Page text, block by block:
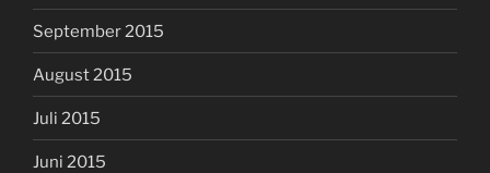
September 2015
August 2015
Juli 2015
Juni 2015